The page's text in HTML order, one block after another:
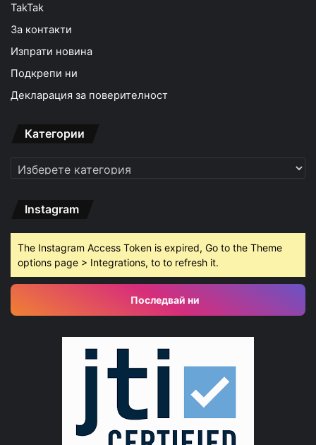
TakTak
За контакти
Изпрати новина
Подкрепи ни
Декларация за поверителност
Категории
Категории
Instagram
The Instagram Access Token is expired, Go to the Theme
options page > Integrations, to to refresh it.
Последвай ни